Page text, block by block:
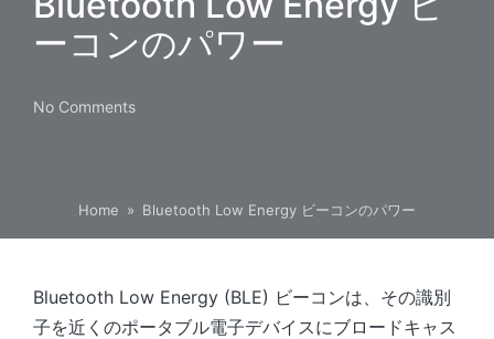
ーコンのパワー
No Comments
Home » Bluetooth Low Energy ビーコンのパワー
Bluetooth Low Energy (BLE) ビーコンは、その識別
子を近くのポータブル電子デバイスにブロードキャス